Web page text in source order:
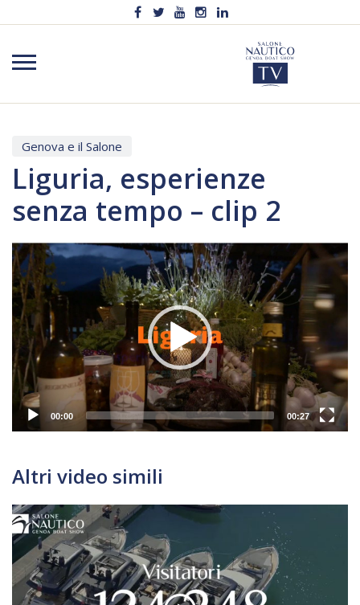
Genova e il Salone
Liguria, esperienze
senza tempo – clip 2
Video
Player
00:00 00:27
Altri video simili